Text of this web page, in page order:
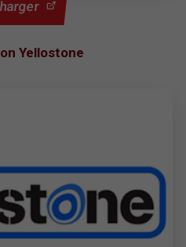
Yellostone